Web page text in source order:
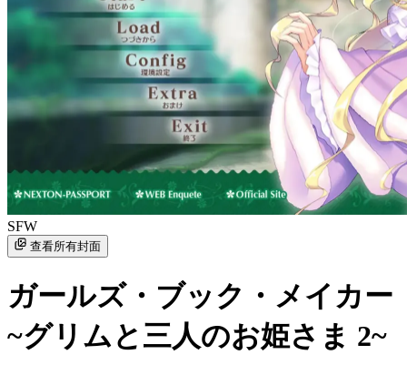
SFW
查看所有封面
ガールズ・ブック・メイカー
~グリムと三人のお姫さま 2~